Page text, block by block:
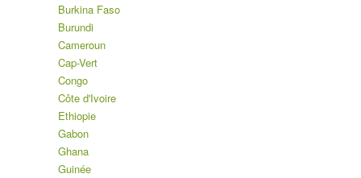
Burkina Faso
Burundi
Cameroun
Cap-Vert
Congo
Côte d'Ivoire
Ethiopie
Gabon
Ghana
Guinée